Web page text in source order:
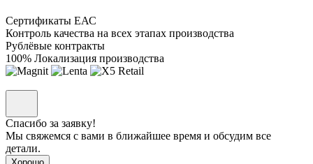
Сертификаты ЕАС
Контроль качества на всех этапах производства
Рублёвые контракты
100% Локализация производства
Спасибо за заявку!
Мы свяжемся с вами в ближайшее время и обсудим все
детали.